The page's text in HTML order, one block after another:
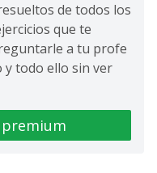
de todos los
que te
a tu profe
y todo ello sin ver